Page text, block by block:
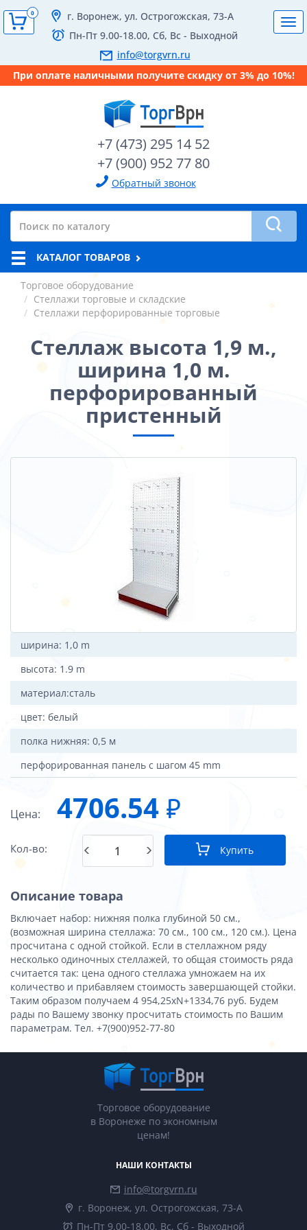
г. Воронеж, ул. Острогожская, 73-А
Пн-Пт 9.00-18.00, Сб, Вс - Выходной
info@torgvrn.ru
При оплате наличными получите скидку от 3% до 10%!
+7 (473) 295 14 52
+7 (900) 952 77 80
Обратный звонок
0
КАТАЛОГ ТОВАРОВ
Торговое оборудование
Стеллажи торговые и складские
Стеллажи перфорированные торговые
Стеллаж высота 1,9 м.,
ширина 1,0 м.
перфорированный
пристенный
ширина: 1,0 m
высота: 1.9 m
материал:сталь
цвет: белый
полка нижняя: 0,5 м
перфорированная панель с шагом 45 mm
Цена: 4706.54 ₽
Кол-во: Купить
Описание товара
Включает набор: нижняя полка глубиной 50 см.,
(возможная ширина стеллажа: 70 см., 100 см., 120 см.). Цена
просчитана с одной стойкой. Если в стеллажном ряду
несколько одиночных стеллажей, то общая стоимость ряда
считается так: цена одного стеллажа умножаем на их
количество и прибавляем стоимость завершающей стойки.
Таким образом получаем 4 954,25хN+1334,76 руб. Будем
рады по Вашему звонку просчитать стоимость по Вашим
параметрам. Тел. +7(900)952-77-80
Торговое оборудование
в Воронеже по экономным
ценам!
НАШИ КОНТАКТЫ
info@torgvrn.ru
г. Воронеж, ул. Острогожская, 73-А
Пн-Пт 9.00-18.00, Вс, Сб - Выходной